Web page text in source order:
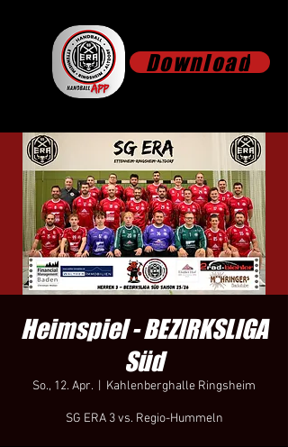
Download
Heimspiel - BEZIRKSLIGA
Süd
So., 12. Apr. Kahlenberghalle Ringsheim
SG ERA 3 vs. Regio-Hummeln